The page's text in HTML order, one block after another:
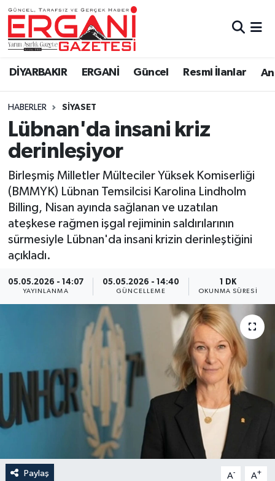
DİYARBAKIR ERGANİ Güncel Resmi İlanlar
HABERLER SİYASET
Lübnan'da insani kriz
derinleşiyor
Birleşmiş Milletler Mülteciler Yüksek Komiserliği
(BMMYK) Lübnan Temsilcisi Karolina Lindholm
Billing, Nisan ayında sağlanan ve uzatılan
ateşkese rağmen işgal rejiminin saldırılarının
sürmesiyle Lübnan'da insani krizin derinleştiğini
açıkladı.
05.05.2026 - 14:07
YAYINLANMA
05.05.2026 - 14:40
GÜNCELLEME
1 DK
OKUNMA SÜRESI
Paylaş A- A+
DİYARBAKIR
BİSMİL
BAĞLAR
ERGANİ
Güncel
Eği̇ti̇m
Resmi İlanlar
Sağlık
Si̇yaset
Dünya
Eği̇ti̇m
Ergani Nöbetçi Eczaneler
Ergani Hava Durumu
Ergani Trafik Yoğunluk Haritası
Süper Lig Puan Durumu ve Fikstür
Tüm Manşetler
Son Dakika Haberleri
Haber Arşivi